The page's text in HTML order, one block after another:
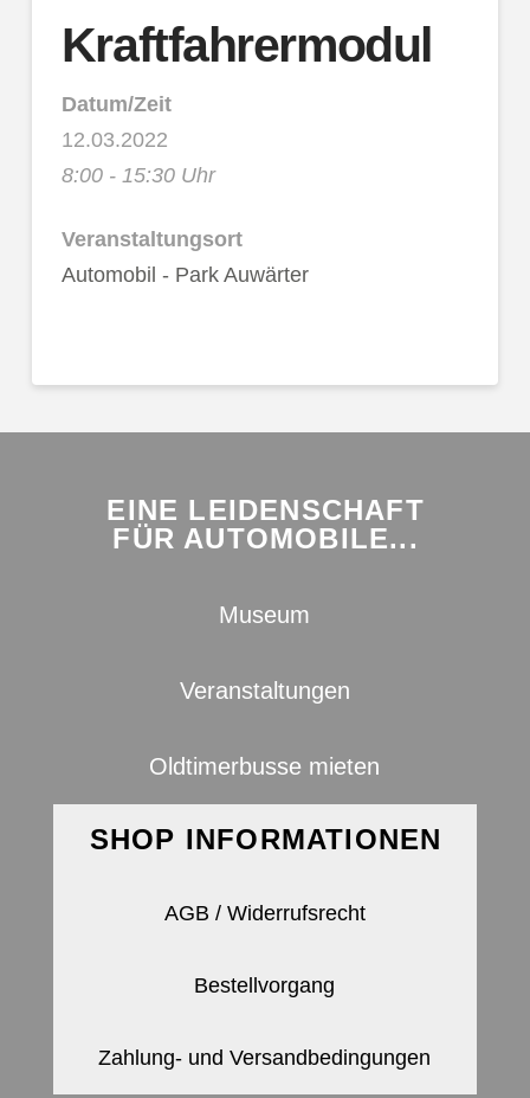
Kraftfahrermodul
Datum/Zeit
12.03.2022
8:00 - 15:30 Uhr
Veranstaltungsort
Automobil - Park Auwärter
EINE LEIDENSCHAFT
FÜR AUTOMOBILE...
Museum
Veranstaltungen
Oldtimerbusse mieten
SHOP INFORMATIONEN
AGB / Widerrufsrecht
Bestellvorgang
Zahlung- und Versandbedingungen